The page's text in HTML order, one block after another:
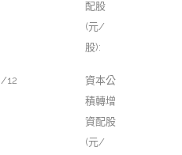
配股
(元/
股):
12
資本公
積轉增
資配股
(元/